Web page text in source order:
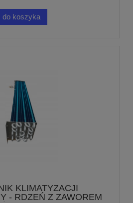
do koszyka
KLIMATYZACJI
- RDZEŃ Z ZAWOREM